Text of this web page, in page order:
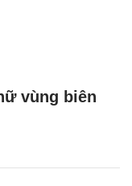
vùng biên